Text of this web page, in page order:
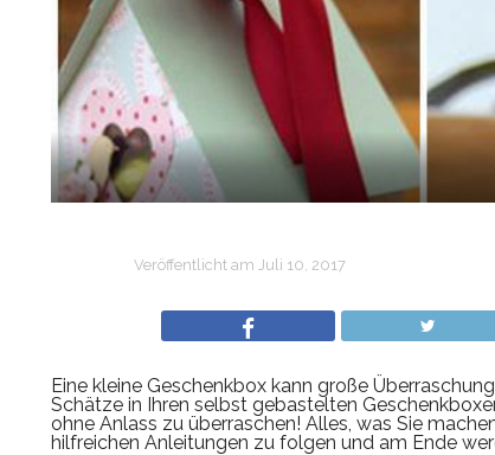
Veröffentlicht am Juli 10, 2017
Eine kleine Geschenkbox kann große
Schätze in Ihren selbst gebastelten
ohne Anlass zu überraschen! Alles, was Sie
hilfreichen Anleitungen zu folgen und am Ende